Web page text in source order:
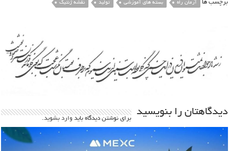
برچسب ها آرمان راه بسته های آموزشی تولید نقشه ژنتیک
دیدگاهتان را بنویسید
برای نوشتن دیدگاه باید وارد بشوید.